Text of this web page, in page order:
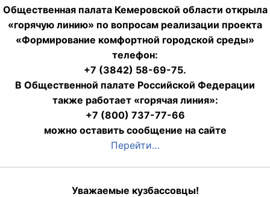
Общественная палата Кемеровской области открыла
«горячую линию» по вопросам реализации проекта
«Формирование комфортной городской среды»
телефон:
+7 (3842) 58-69-75.
В Общественной палате Российской Федерации
также работает «горячая линия»:
+7 (800) 737-77-66
можно оставить сообщение на сайте
Перейти…
Уважаемые кузбассовцы!